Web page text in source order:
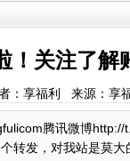
！关注了解
：享福利 来源：享
腾讯微博http://
转发，对我站是莫大